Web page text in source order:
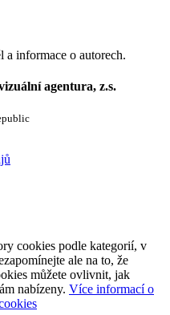
a informace o autorech.
agentura, z.s.
cookies podle kategorií, v
ale na to, že
můžete ovlivnit, jak
nabízeny. Více informací o